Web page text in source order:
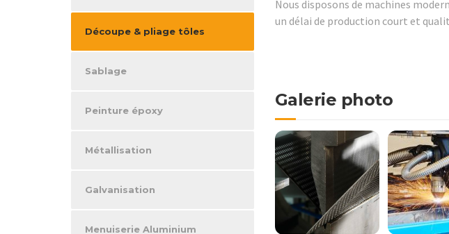
Nous disposons de machines
un délai de production court et
Galerie photo
Découpe & pliage tôles
Sablage
Peinture époxy
Métallisation
Galvanisation
Menuiserie Aluminium